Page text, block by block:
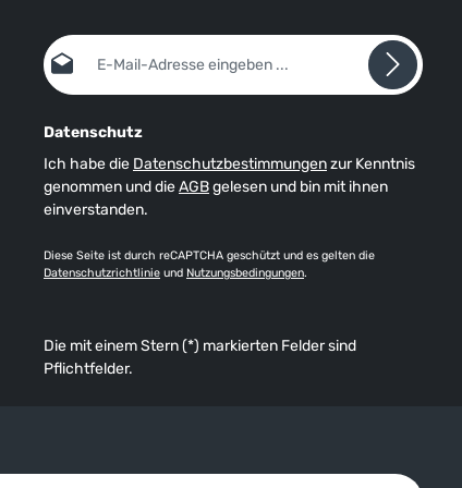
E-Mail-Adresse*
Datenschutz
Ich habe die Datenschutzbestimmungenzur Kenntnis
genommen und dieAGBgelesen und bin mit ihnen
einverstanden.
Diese Seite ist durch reCAPTCHA geschützt und es gelten die
Datenschutzrichtlinie und Nutzungsbedingungen.
Die mit einem Stern (*) markierten Felder sind
Pflichtfelder.